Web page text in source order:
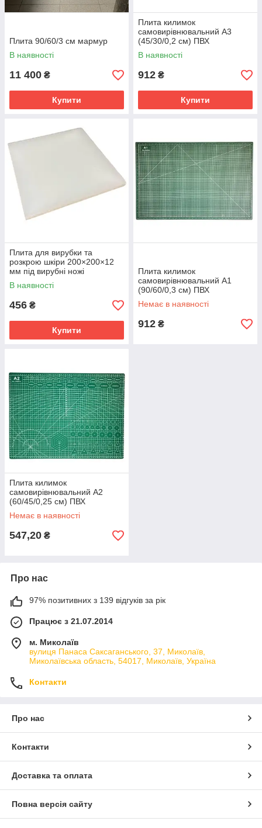
Плита 90/60/3 см мармур
В наявності
11 400 ₴
Купити
Плита килимок
самовирівнювальний А3
(45/30/0,2 см) ПВХ
В наявності
912 ₴
Купити
Плита для вирубки та
розкрою шкіри 200×200×12
мм під вирубні ножі
В наявності
456 ₴
Купити
Плита килимок
самовирівнювальний А1
(90/60/0,3 см) ПВХ
Немає в наявності
912 ₴
Плита килимок
самовирівнювальний А2
(60/45/0,25 см) ПВХ
Немає в наявності
547,20 ₴
Про нас
97% позитивних з 139 відгуків за рік
Працює з 21.07.2014
м. Миколаїв
вулиця Панаса Саксаганського, 37, Миколаїв,
Миколаївська область, 54017, Миколаїв, Україна
Контакти
Про нас
Контакти
Доставка та оплата
Повна версія сайту